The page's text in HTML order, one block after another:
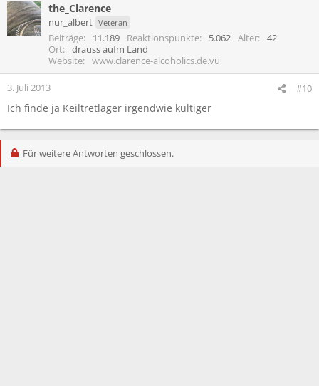
the_Clarence
nur_albert Veteran
Beiträge 11.189 Reaktionspunkte 5.062 Alter
42
Ort
drauss aufm Land
Website
www.clarence-alcoholics.de.vu
3. Juli 2013 #10
Ich finde ja Keiltretlager irgendwie kultiger
Für weitere Antworten geschlossen.